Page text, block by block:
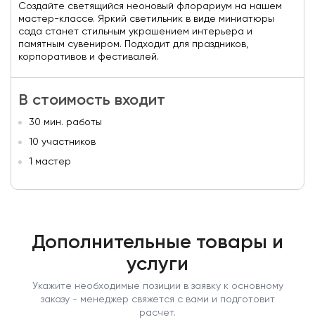
Создайте светящийся неоновый флорариум на нашем
мастер-классе. Яркий светильник в виде миниатюры
сада станет стильным украшением интерьера и
памятным сувениром. Подходит для праздников,
корпоративов и фестивалей.
В стоимость входит
30 мин. работы
10 участников
1 мастер
Дополнительные товары и
услуги
Укажите необходимые позиции в заявку к основному
заказу - менеджер свяжется с вами и подготовит
расчет.